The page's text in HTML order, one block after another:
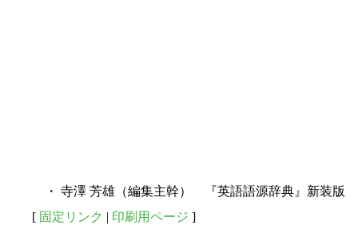
・ 寺澤 芳雄（編集主幹） 『英語語源辞典』新装版
[ 固定リンク | 印刷用ページ ]